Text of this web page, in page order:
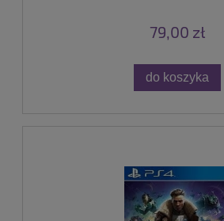
79,00 zł
do koszyka